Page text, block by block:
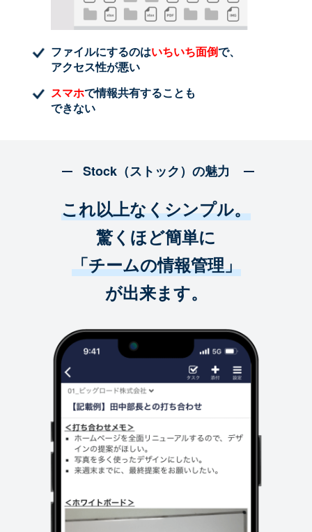
ファイルにするのはいちいち面倒で、
アクセス性が悪い
スマホで情報共有することも
できない
Stock（ストック）の魅力
これ以上なくシンプル。
驚くほど簡単に
「チームの情報管理」
が出来ます。